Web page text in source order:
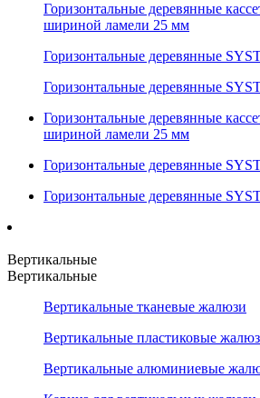
Горизонтальные деревянные
шириной ламели 25 мм
Горизонтальные деревянные
Горизонтальные деревянные
Горизонтальные деревянные
шириной ламели 25 мм
Горизонтальные деревянные
Горизонтальные деревянные
Вертикальные
Вертикальные
Вертикальные тканевые жалюзи
Вертикальные пластиковые
Вертикальные алюминиевые